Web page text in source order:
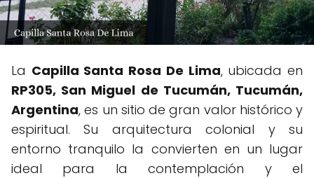
La Capilla Santa Rosa De Lima, ubicada en
RP305, San Miguel de Tucumán, Tucumán,
Argentina, es un sitio de gran valor histórico y
espiritual. Su arquitectura colonial y su
entorno tranquilo la convierten en un lugar
ideal para la contemplación y el